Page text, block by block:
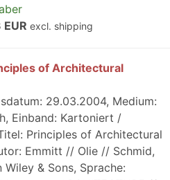
excl. shipping
of Architectural
29.03.2004, Medium:
Einband: Kartoniert /
Principles of Architectural
Emmitt // Olie // Schmid,
Wiley & Sons, Sprache: